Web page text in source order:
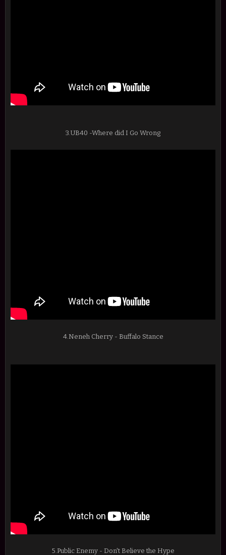
3.UB40 -Where did I Go Wrong
4.Neneh Cherry - Buffalo Stance
5.Public Enemy - Don't Believe the Hype